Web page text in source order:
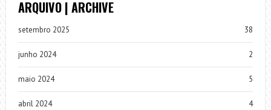
ARQUIVO | ARCHIVE
setembro 2025 38
junho 2024 2
maio 2024 5
abril 2024 4